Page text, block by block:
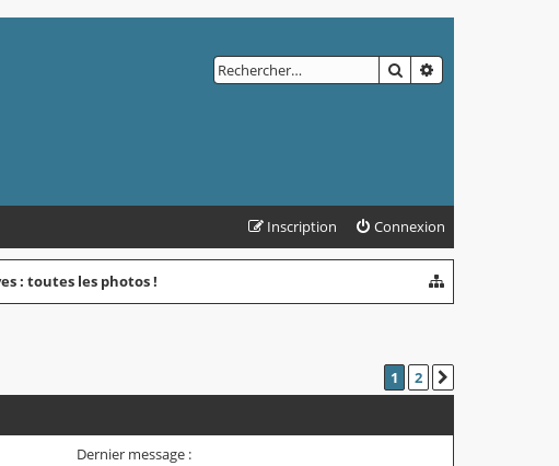
RECHERCHER
Connexion
Inscription
: toutes les photos !
1 2
Dernier message :